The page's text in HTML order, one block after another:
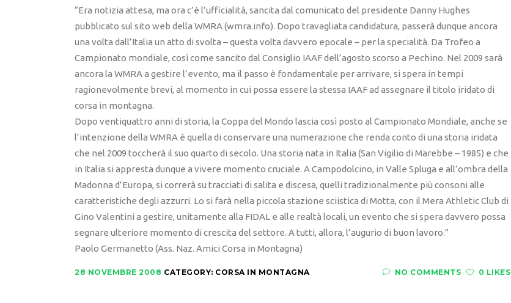
“Era notizia attesa, ma ora c’è l’ufficialità, sancita dal comunicato del presidente Danny Hughes
pubblicato sul sito web della WMRA (wmra.info). Dopo travagliata candidatura, passerà dunque ancora
una volta dall’Italia un atto di svolta – questa volta davvero epocale – per la specialità. Da Trofeo a
Campionato mondiale, così come sancito dal Consiglio IAAF dell’agosto scorso a Pechino. Nel 2009 sarà
ancora la WMRA a gestire l’evento, ma il passo è fondamentale per arrivare, si spera in tempi
ragionevolmente brevi, al momento in cui possa essere la stessa IAAF ad assegnare il titolo iridato di
corsa in montagna.
Dopo ventiquattro anni di storia, la Coppa del Mondo lascia così posto al Campionato Mondiale, anche se
l’intenzione della WMRA è quella di conservare una numerazione che renda conto di una storia iridata
che nel 2009 toccherà il suo quarto di secolo. Una storia nata in Italia (San Vigilio di Marebbe – 1985) e che
in Italia si appresta dunque a vivere momento cruciale. A Campodolcino, in Valle Spluga e all’ombra della
Madonna d’Europa, si correrà su tracciati di salita e discesa, quelli tradizionalmente più consoni alle
caratteristiche degli azzurri. Lo si farà nella piccola stazione sciistica di Motta, con il Mera Athletic Club di
Gino Valentini a gestire, unitamente alla FIDAL e alle realtà locali, un evento che si spera davvero possa
segnare ulteriore momento di crescita del settore. A tutti, allora, l’augurio di buon lavoro.”
Paolo Germanetto (Ass. Naz. Amici Corsa in Montagna)
28 NOVEMBRE 2008 CATEGORY: CORSA IN MONTAGNA NO COMMENTS 0 LIKES